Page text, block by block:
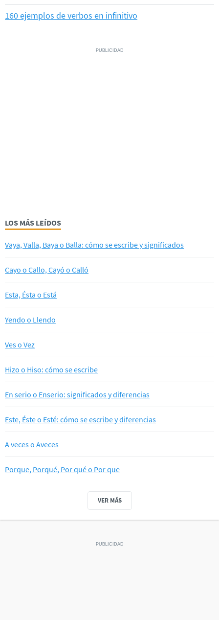
160 ejemplos de verbos en infinitivo
LOS MÁS LEÍDOS
Vaya, Valla, Baya o Balla: cómo se escribe y significados
Cayo o Callo, Cayó o Calló
Esta, Ésta o Está
Yendo o Llendo
Ves o Vez
Hizo o Hiso: cómo se escribe
En serio o Enserio: significados y diferencias
Este, Éste o Esté: cómo se escribe y diferencias
A veces o Aveces
Porque, Porqué, Por qué o Por que
VER MÁS